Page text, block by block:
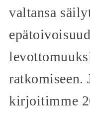
valtansa
ratkomiseen.
kirjoitimme